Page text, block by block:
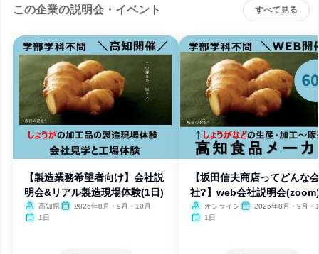
この企業の説明会・イベント すべて見る
【製造業務希望者向け】会社説
明会&リアル製造現場体験(1日)
高知県
2026年8月・9月・10月
1日
【坂田信夫商店ってどんな会
社?】web会社説明会(zoom)
オンライン
2026年8月・9月・
1日